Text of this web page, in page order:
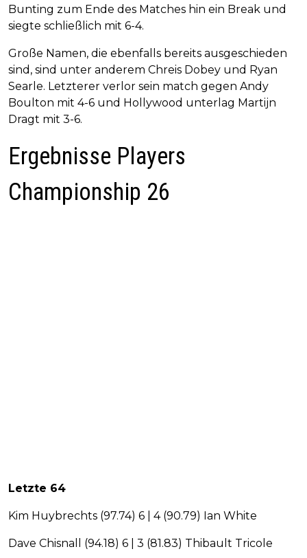
Bunting zum Ende des Matches hin ein Break und
siegte schließlich mit 6-4.
Große Namen, die ebenfalls bereits ausgeschieden
sind, sind unter anderem Chreis Dobey und Ryan
Searle. Letzterer verlor sein match gegen Andy
Boulton mit 4-6 und Hollywood unterlag Martijn
Dragt mit 3-6.
Ergebnisse Players
Championship 26
Letzte 64
Kim Huybrechts (97.74) 6 | 4 (90.79) Ian White
Dave Chisnall (94.18) 6 | 3 (81.83) Thibault Tricole